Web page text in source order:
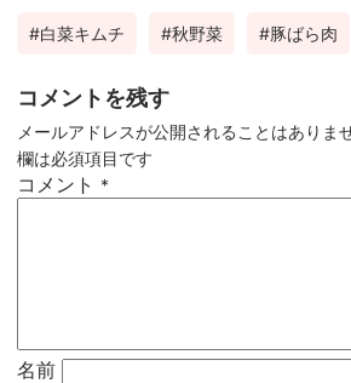
白菜キムチ 秋野菜 豚ばら肉
コメントを残す
メールアドレスが公開されることはありませ
欄は必須項目です
コメント *
名前